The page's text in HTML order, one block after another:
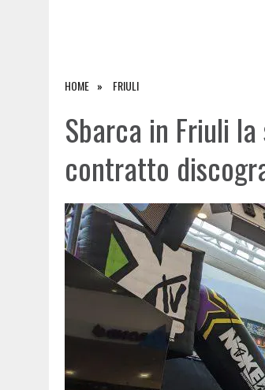
HOME FRIULI
Sbarca in Friuli
contratto